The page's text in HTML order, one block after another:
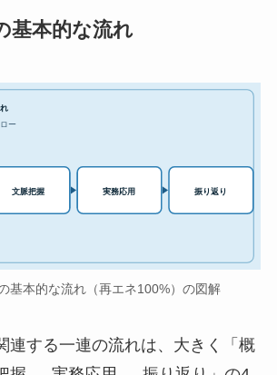
基本的な流れ
ー
文脈把握 実務応用 振り返り
基本的な流れ（再エネ100%）の図解
連する一連の流れは、大きく「概